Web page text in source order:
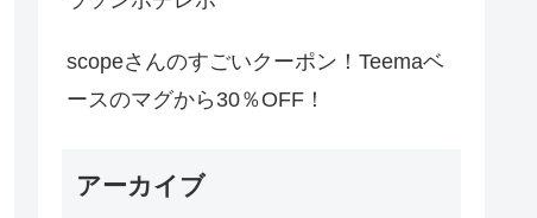
scopeさんのすごいクーポン！Teemaベ
ースのマグから30％OFF！
アーカイブ